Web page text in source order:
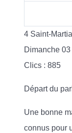
4 Saint-
Dimanche
Clics : 885
Départ du
Une bonne
connus pour